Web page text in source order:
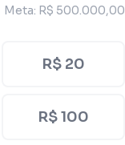
Meta: R$ 500.000,00
R$ 20
R$ 100